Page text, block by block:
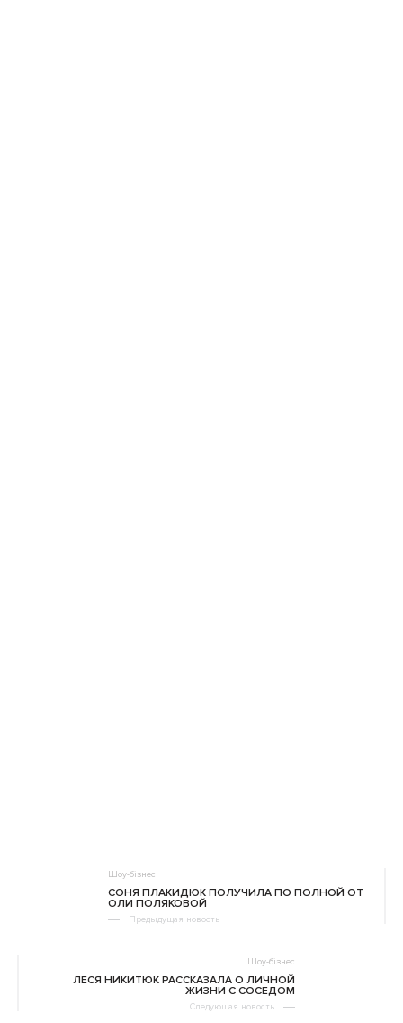
Шоу-бізнес
СОНЯ ПЛАКИДЮК ПОЛУЧИЛА ПО ПОЛНОЙ ОТ
ОЛИ ПОЛЯКОВОЙ
Предыдущая новость
Шоу-бізнес
ЛЕСЯ НИКИТЮК РАССКАЗАЛА О ЛИЧНОЙ
ЖИЗНИ С СОСЕДОМ
Следующая новость